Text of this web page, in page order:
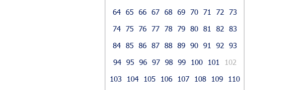
64 65 66 67 68 69 70 71 72
73
74 75 76 77 78 79 80 81 82
83
84 85 86 87 88 89 90 91 92
93
94 95 96 97 98 99 100 101
102
103
104 105 106 107 108 109
110